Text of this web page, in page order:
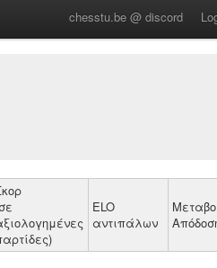
chesstu.be @ discord
ELO
αντιπάλων